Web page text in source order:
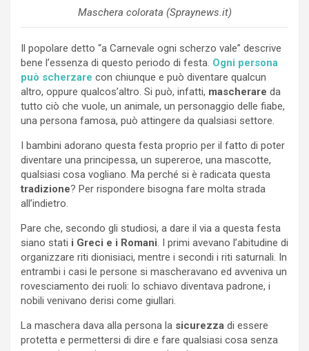
Maschera colorata (Spraynews.it)
Il popolare detto “a Carnevale ogni scherzo vale” descrive
bene l’essenza di questo periodo di festa. Ogni persona
può scherzare con chiunque e può diventare qualcun
altro, oppure qualcos’altro. Si può, infatti, mascherare da
tutto ciò che vuole, un animale, un personaggio delle fiabe,
una persona famosa, può attingere da qualsiasi settore.
I bambini adorano questa festa proprio per il fatto di poter
diventare una principessa, un supereroe, una mascotte,
qualsiasi cosa vogliano. Ma perché si è radicata questa
tradizione? Per rispondere bisogna fare molta strada
all’indietro.
Pare che, secondo gli studiosi, a dare il via a questa festa
siano stati i Greci e i Romani. I primi avevano l’abitudine di
organizzare riti dionisiaci, mentre i secondi i riti saturnali. In
entrambi i casi le persone si mascheravano ed avveniva un
rovesciamento dei ruoli: lo schiavo diventava padrone, i
nobili venivano derisi come giullari.
La maschera dava alla persona la sicurezza di essere
protetta e permettersi di dire e fare qualsiasi cosa senza